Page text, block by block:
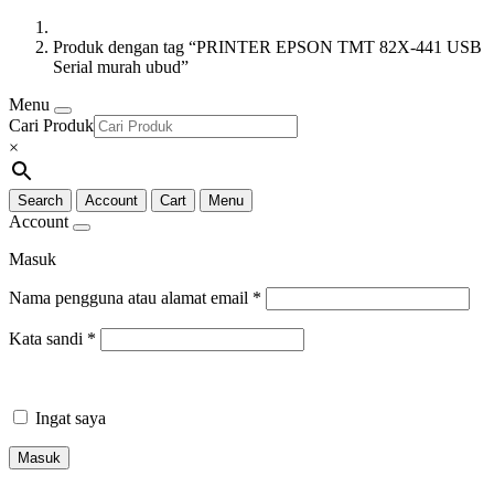
Produk dengan tag “PRINTER EPSON TMT 82X-441 USB
Serial murah ubud”
Menu
Cari Produk
×
Search Account Cart Menu
Account
Masuk
Nama pengguna atau alamat email *
Kata sandi *
Ingat saya
Masuk